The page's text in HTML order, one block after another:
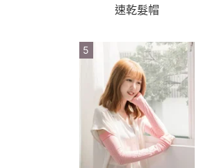
速乾髮帽
5